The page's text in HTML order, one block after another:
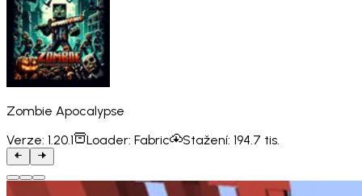
Zombie Apocalypse
Verze: 1.20.1 Loader: Fabric Stažení: 194.7 tis.